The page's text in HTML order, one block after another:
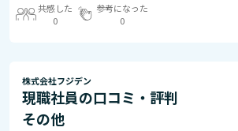
共感した
0
参考になった
0
株式会社フジデン
現職社員の口コミ・評判
その他